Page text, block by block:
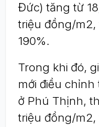
Đức) tăng từ
triệu đồng/
190%.
Trong khi đó,
mới điều
ở Phú Thịnh,
triệu đồng/m2,